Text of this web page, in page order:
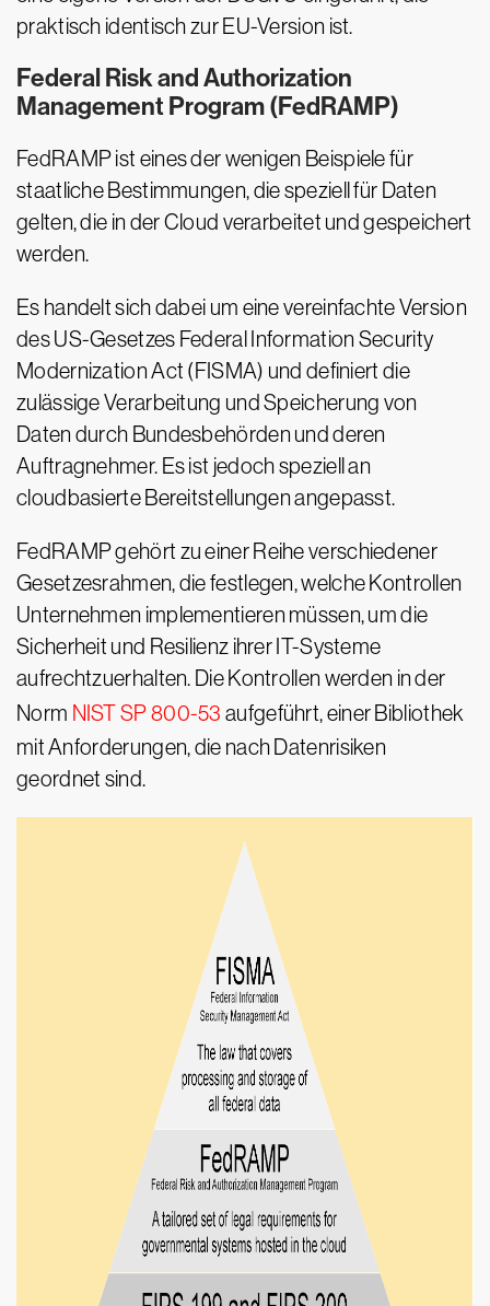
praktisch identisch zur EU-Version ist.
Federal Risk and Authorization
Management Program (FedRAMP)
FedRAMP ist eines der wenigen Beispiele für
staatliche Bestimmungen, die speziell für Daten
gelten, die in der Cloud verarbeitet und gespeichert
werden.
Es handelt sich dabei um eine vereinfachte Version
des US-Gesetzes Federal Information Security
Modernization Act (FISMA) und definiert die
zulässige Verarbeitung und Speicherung von
Daten durch Bundesbehörden und deren
Auftragnehmer. Es ist jedoch speziell an
cloudbasierte Bereitstellungen angepasst.
FedRAMP gehört zu einer Reihe verschiedener
Gesetzesrahmen, die festlegen, welche Kontrollen
Unternehmen implementieren müssen, um die
Sicherheit und Resilienz ihrer IT-Systeme
aufrechtzuerhalten. Die Kontrollen werden in der
Norm NIST SP 800-53 aufgeführt, einer Bibliothek
mit Anforderungen, die nach Datenrisiken
geordnet sind.